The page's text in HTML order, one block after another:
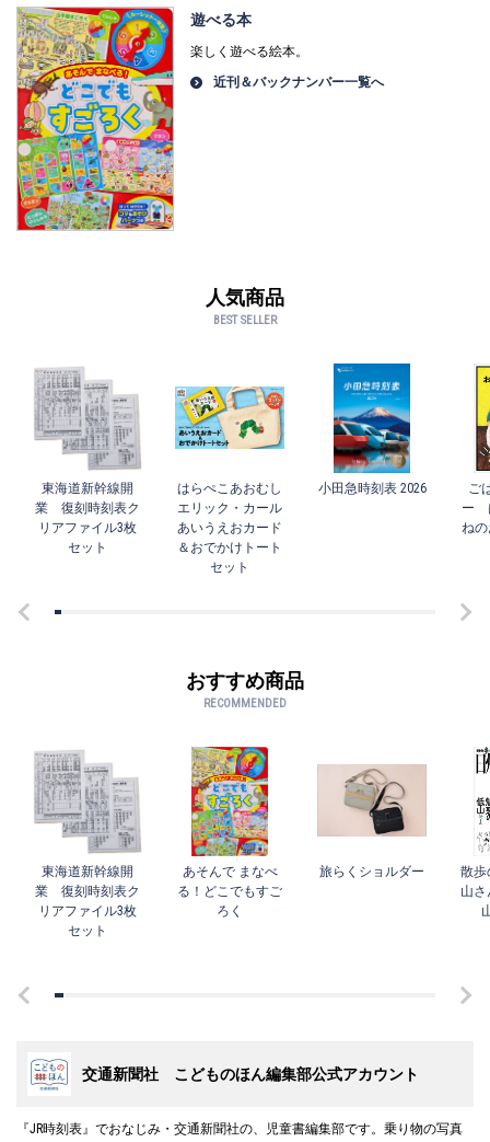
遊べる本
楽しく遊べる絵本。
近刊＆バックナンバー一覧へ
人気商品
BEST SELLER
東海道新幹線開
業 復刻時刻表ク
リアファイル3枚
セット
はらぺこあおむし
エリック・カール
あいうえおカード
＆おでかけトート
セット
小田急時刻表 2026
ご
ー
ね
おすすめ商品
RECOMMENDED
東海道新幹線開
業 復刻時刻表ク
リアファイル3枚
セット
あそんで まなべ
る！どこでもすご
ろく
旅らくショルダー
散歩
山さ
交通新聞社 こどものほん編集部公式アカウント
『JR時刻表』でおなじみ・交通新聞社の、児童書編集部です。乗り物の写真